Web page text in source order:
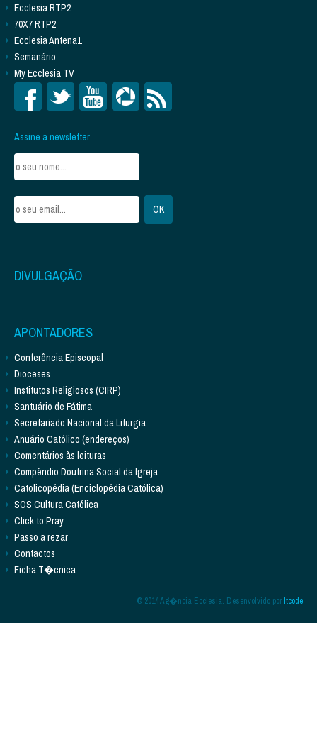
Ecclesia RTP2
70X7 RTP2
Ecclesia Antena1
Semanário
My Ecclesia TV
Assine a newsletter
DIVULGAÇÃO
APONTADORES
Conferência Episcopal
Dioceses
Institutos Religiosos (CIRP)
Santuário de Fátima
Secretariado Nacional da Liturgia
Anuário Católico (endereços)
Comentários às leituras
Compêndio Doutrina Social da Igreja
Catolicopédia (Enciclopédia Católica)
SOS Cultura Católica
Click to Pray
Passo a rezar
Contactos
Ficha T�cnica
© 2014 Ag�ncia Ecclesia. Desenvolvido porItcode